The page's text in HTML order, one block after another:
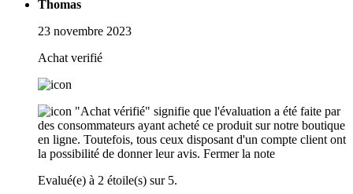
Thomas
23 novembre 2023
Achat verifié
"Achat vérifié" signifie que l'évaluation a été faite par
des consommateurs ayant acheté ce produit sur notre boutique
en ligne. Toutefois, tous ceux disposant d'un compte client ont
la possibilité de donner leur avis. Fermer la note
Evalué(e) à 2 étoile(s) sur 5.